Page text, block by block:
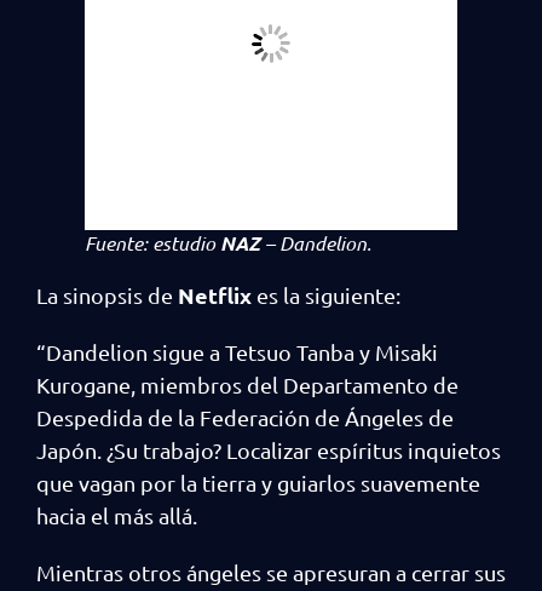
Fuente: estudioNAZ–Dandelion.
La sinopsis de Netflix es la siguiente:
“Dandelion sigue a Tetsuo Tanba y Misaki
Kurogane, miembros del Departamento de
Despedida de la Federación de Ángeles de
Japón. ¿Su trabajo? Localizar espíritus inquietos
que vagan por la tierra y guiarlos suavemente
hacia el más allá.
Mientras otros ángeles se apresuran a cerrar sus